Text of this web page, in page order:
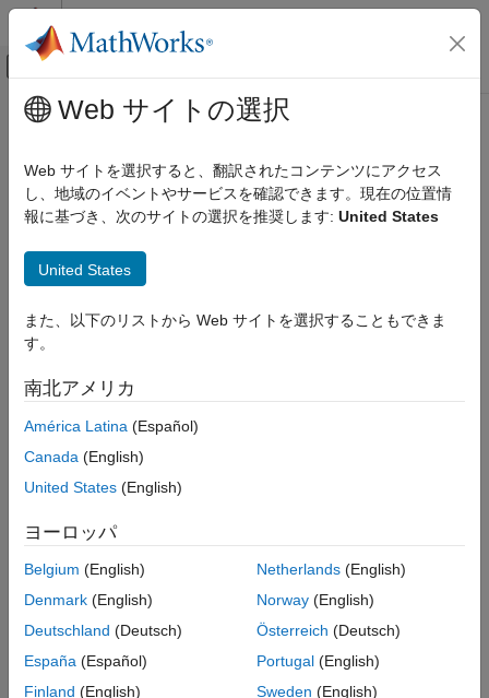
コンテンツへスキップ
オフキャンバス ナビゲーション メ
ドキュメンテーションのホーム
モデル化
モデリング ガイドライン
項目一覧
サブ ID 推奨事項
根拠
検証
参考
バージョン履歴
メインコンテンツ
db_0137: ステート チャートのステ
ート
該当ガイドライン
Control Algorithm Modeling Guidelines - Using MATLAB
Simulink®, and Stateflow
サブ ID 推奨事項
NA-MAAB — a
JMAAB — a
ルール
サブ ID a
Chart ブロックまたはステートの [構造] が
Web サイトの選択
Web サイトを選択すると、翻訳されたコンテンツにアクセス
し、地域のイベントやサービスを確認できます。現在の位置情
報に基づき、次のサイトの選択を推奨します: United States
United States
また、以下のリストから Web サイトを選択することもできま
す。
南北アメリカ
América Latina (Español)
Canada (English)
United States (English)
ヨーロッパ
Belgium (English)
Denmark (English)
Deutschland (Deutsch)
España (Español)
Finland (English)
Netherlands(English)
Norway(English)
Österreich (Deutsch)
Portugal(English)
Sweden (English)